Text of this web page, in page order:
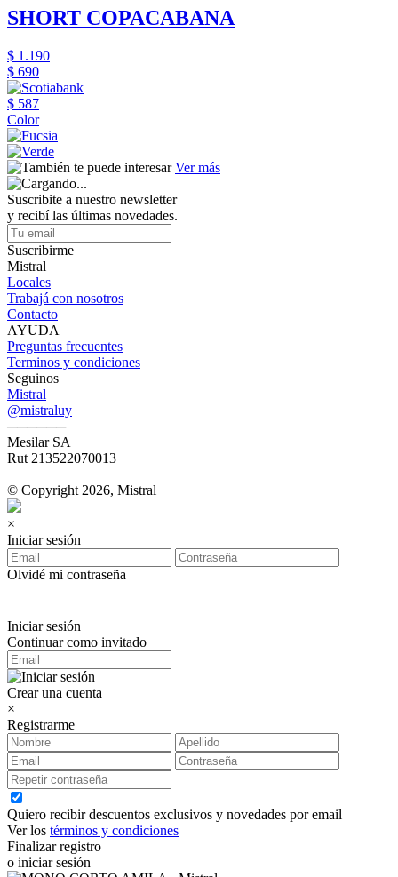
SHORT COPACABANA
$ 1.190
$ 690
$ 587
Color
Ver más
Suscribite a nuestro newsletter
y recibí las últimas novedades.
Suscribirme
Mistral
Locales
Trabajá con nosotros
Contacto
AYUDA
Preguntas frecuentes
Terminos y condiciones
Seguinos
Mistral
@mistraluy
──────
Mesilar SA
Rut 213522070013
© Copyright 2026, Mistral
×
Iniciar sesión
Olvidé mi contraseña
Iniciar sesión
Continuar como invitado
Crear una cuenta
×
Registrarme
Quiero recibir descuentos exclusivos y novedades por email
Ver los términos y condiciones
Finalizar registro
o iniciar sesión